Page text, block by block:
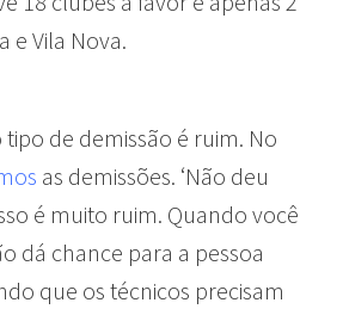
e Vila Nova.
tipo de demissão é ruim. No
as demissões. ‘Não deu
é muito ruim. Quando você
dá chance para a pessoa
que os técnicos precisam